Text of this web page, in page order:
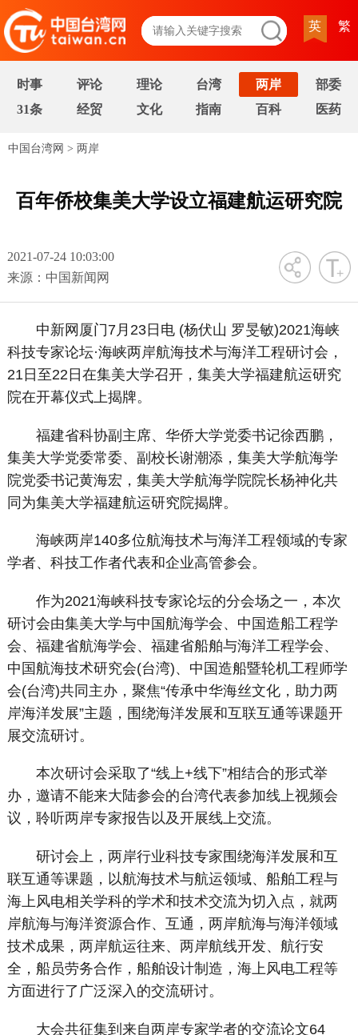
英 繁
时事 评论 理论 台湾 两岸
部委
31条
经贸 文化 指南 百科 医药
中国台湾网 > 两岸
百年侨校集美大学设立福建航运研究院
2021-07-24 10:03:00
来源：中国新闻网
字号
中新网厦门7月23日电 (杨伏山 罗旻敏)2021海峡
科技专家论坛·海峡两岸航海技术与海洋工程研讨会，
21日至22日在集美大学召开，集美大学福建航运研究
院在开幕仪式上揭牌。
福建省科协副主席、华侨大学党委书记徐西鹏，
集美大学党委常委、副校长谢潮添，集美大学航海学
院党委书记黄海宏，集美大学航海学院院长杨神化共
同为集美大学福建航运研究院揭牌。
海峡两岸140多位航海技术与海洋工程领域的专家
学者、科技工作者代表和企业高管参会。
作为2021海峡科技专家论坛的分会场之一，本次
研讨会由集美大学与中国航海学会、中国造船工程学
会、福建省航海学会、福建省船舶与海洋工程学会、
中国航海技术研究会(台湾)、中国造船暨轮机工程师学
会(台湾)共同主办，聚焦“传承中华海丝文化，助力两
岸海洋发展”主题，围绕海洋发展和互联互通等课题开
展交流研讨。
本次研讨会采取了“线上+线下”相结合的形式举
办，邀请不能来大陆参会的台湾代表参加线上视频会
议，聆听两岸专家报告以及开展线上交流。
研讨会上，两岸行业科技专家围绕海洋发展和互
联互通等课题，以航海技术与航运领域、船舶工程与
海上风电相关学科的学术和技术交流为切入点，就两
岸航海与海洋资源合作、互通，两岸航海与海洋领域
技术成果，两岸航运往来、两岸航线开发、航行安
全，船员劳务合作，船舶设计制造，海上风电工程等
方面进行了广泛深入的交流研讨。
大会共征集到来自两岸专家学者的交流论文64